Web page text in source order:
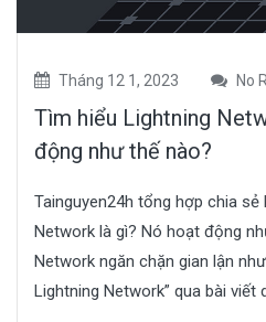
Tháng 12 1, 2023 No
Tìm hiểu Lightning
động như thế nào?
Tainguyen24h tổng hợp chia sẻ
Network là gì? Nó hoạt động
Network ngăn chặn gian lận
Lightning Network” qua bài viết